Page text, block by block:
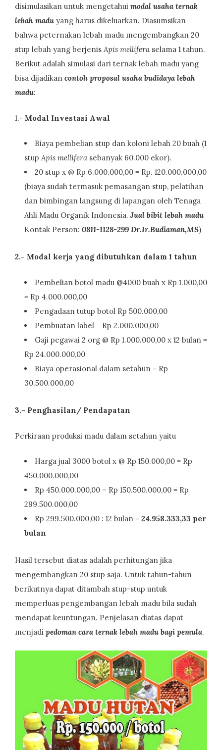
disimulasikan untuk mengetahui modal usaha ternak
lebah madu yang harus dikeluarkan. Diasumsikan
bahwa peternakan lebah madu mengembangkan 20
stup lebah yang berjenis Apis mellifera selama 1 tahun.
Berikut adalah simulasi dari ternak lebah madu yang
bisa dijadikan contoh proposal usaha budidaya lebah
madu:
1.- Modal Investasi Awal
Biaya pembelian stup dan koloni lebah 20 buah (1
stup Apis melliferasebanyak 60.000 ekor).
20 stup x @ Rp 6.000.000,00 = Rp. 120.000.000,00
(biaya sudah termasuk pemasangan stup, pelatihan
dan bimbingan langsung di lapangan oleh Tenaga
Ahli Madu Organik Indonesia.Jual bibit lebah madu
Kontak Person: 0811-1128-299 Dr.Ir.Budiaman,MS)
2.- Modal kerja yang dibutuhkan dalam 1 tahun
Pembelian botol madu @4000 buah x Rp 1.000,00
= Rp 4.000.000,00
Pengadaan tutup botol Rp 500.000,00
Pembuatan label = Rp 2.000.000,00
Gaji pegawai 2 org @ Rp 1.000.000,00 x 12 bulan =
Rp 24.000.000,00
Biaya operasional dalam setahun = Rp
30.500.000,00
3.- Penghasilan/ Pendapatan
Perkiraan produksi madu dalam setahun yaitu
Harga jual 3000 botol x @ Rp 150.000,00 = Rp
450.000.000,00
Rp 450.000.000,00 – Rp 150.500.000,00 = Rp
299.500.000,00
Rp 299.500.000,00 : 12 bulan = 24.958.333,33 per
bulan
Hasil tersebut diatas adalah perhitungan jika
mengembangkan 20 stup saja. Untuk tahun-tahun
berikutnya dapat ditambah stup-stup untuk
memperluas pengembangan lebah madu bila sudah
mendapat keuntungan. Penjelasan diatas dapat
menjadi pedoman cara ternak lebah madu bagi pemula.